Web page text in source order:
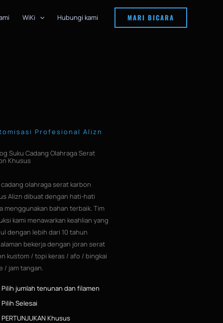
WiKi Hubungi kami MARI BICARA
Profesional Alizn
Suku Cadang Olahraga Serat
Khusus
olahraga serat karbon
Alizn dibuat dengan hati-hati
menggunakan bahan terbaik. Tim
kami menawarkan keahlian yang
dengan lebih dari 10 tahun
bekerja dengan joran serat
kustom / topi keras / afo / bingkai
/ jam tangan.
Pilih jumlah tenunan dan filamen
Pilih Selesai
PERTUNJUKAN Khusus